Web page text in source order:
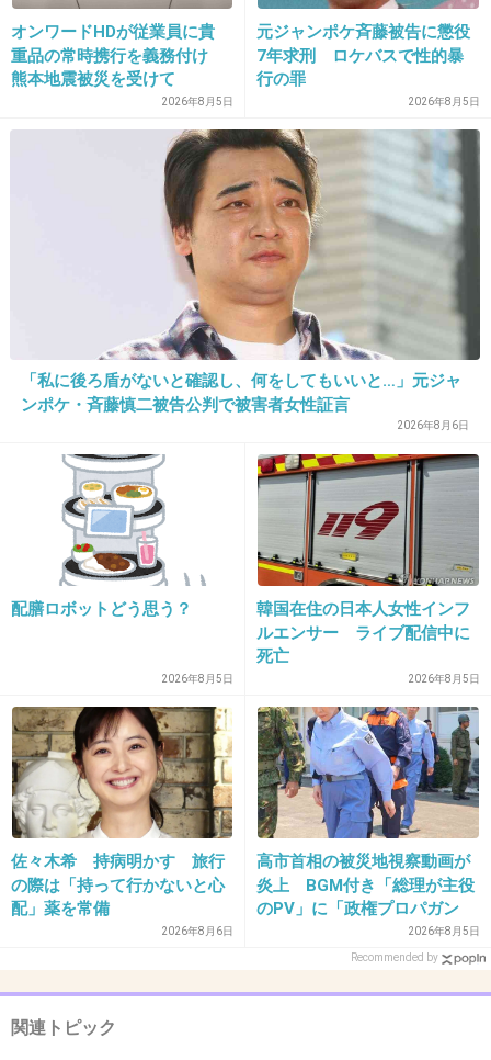
素直におめでとうでいいじゃん
+2 -1
どこが似てんだよw
+57 -2
31. 匿名2019/12/30(月) 21:06:58
>>13
+2 -1
2019/12/30(月) 21:07:24
プロポーズは昨年のクリスマス、入籍は今年の
４月。
キングオブコントで優勝して入籍する決意が固
ハナコ菊田竜大、ハルカラ和泉杏と結婚…
キングオブコント優勝が後押し
girlschannel.net
ハナコ菊田竜大、ハルカラ和泉杏と結婚…キングオブコント優勝が後押し
交際期間６年以上の純愛だった。２人は２０１２年に友人の紹介で知り合
い、すぐに意気投合。デートを重ね、１か月ほどで交際に発展した。ほど
なくして同居生活を始めると、しっかり者で母性にあ...
+38 -2
オンワードHDが従業員に貴
重品の常時携行を義務付け
熊本地震被災を受けて
2026年8月5日
元ジャンポケ斉藤被告に懲役
7年求刑 ロケバスで性的暴
行の罪
2026年8月5日
「私に後ろ盾がないと確認し、何をしてもいいと…」元ジャ
ンポケ・斉藤慎二被告公判で被害者女性証言
2026年8月6日
配膳ロボットどう思う？
2026年8月5日
韓国在住の日本人女性インフ
ルエンサー ライブ配信中に
死亡
2026年8月5日
佐々木希 持病明かす 旅行
の際は「持って行かないと心
配」薬を常備
2026年8月6日
高市首相の被災地視察動画が
炎上 BGM付き「総理が主役
のPV」に「政権プロパガン
2026年8月5日
Recommended by
関連トピック